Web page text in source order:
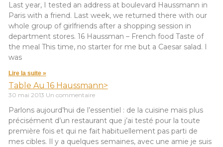
Last year, I tested an address at boulevard Haussmann in
Paris with a friend. Last week, we returned there with our
whole group of girlfriends after a shopping session in
department stores. 16 Haussman – French food Taste of
the meal This time, no starter for me but a Caesar salad. I
was
Lire la suite »
Table Au 16 Haussmann>
30 mai 2013 Un commentaire
Parlons aujourd’hui de l’essentiel : de la cuisine mais plus
précisément d’un restaurant que j’ai testé pour la toute
première fois et qui ne fait habituellement pas parti de
mes cibles. Il y a quelques semaines, avec une amie je suis